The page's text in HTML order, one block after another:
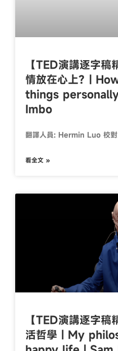
【TED演講逐字
情放在心上？|
things
Imbo
翻譯人員: Hermin Luo 校對
看全文 »
【TED演講逐字
活哲學 | My